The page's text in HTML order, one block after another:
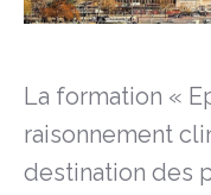
La formation «
raisonnement
destination des